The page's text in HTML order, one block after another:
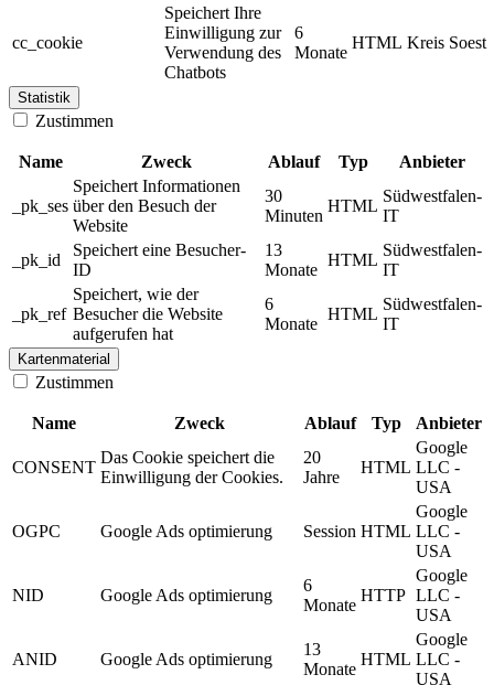
cc_cookie
Speichert Ihre
Einwilligung zur
Verwendung des
Chatbots
6
Monate
HTML Kreis Soest
Statistik
Zustimmen
Name Zweck Ablauf Typ Anbieter
_pk_ses
Speichert Informationen
über den Besuch der
Website
30
Minuten
HTML
Südwestfalen-
IT
_pk_id
Speichert eine Besucher-
ID
13
Monate
HTML
Südwestfalen-
IT
_pk_ref
Speichert, wie der
Besucher die Website
aufgerufen hat
6
Monate
HTML
Südwestfalen-
IT
Kartenmaterial
Zustimmen
Name Zweck Ablauf Typ Anbieter
CONSENT
Das Cookie speichert die
Einwilligung der Cookies.
20
Jahre
HTML
Google
LLC -
USA
OGPC Google Ads optimierung Session HTML
Google
LLC -
USA
NID Google Ads optimierung
6
Monate
HTTP
Google
LLC -
USA
ANID Google Ads optimierung
13
Monate
HTML
Google
LLC -
USA